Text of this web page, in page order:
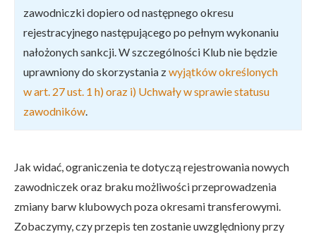
zawodniczki dopiero od następnego okresu
rejestracyjnego następującego po pełnym wykonaniu
nałożonych sankcji. W szczególności Klub nie będzie
uprawniony do skorzystania zwyjątków określonych
w art. 27 ust. 1 h) oraz i) Uchwały w sprawie statusu
zawodników.
Jak widać, ograniczenia te dotyczą rejestrowania nowych
zawodniczek oraz braku możliwości przeprowadzenia
zmiany barw klubowych poza okresami transferowymi.
Zobaczymy, czy przepis ten zostanie uwzględniony przy